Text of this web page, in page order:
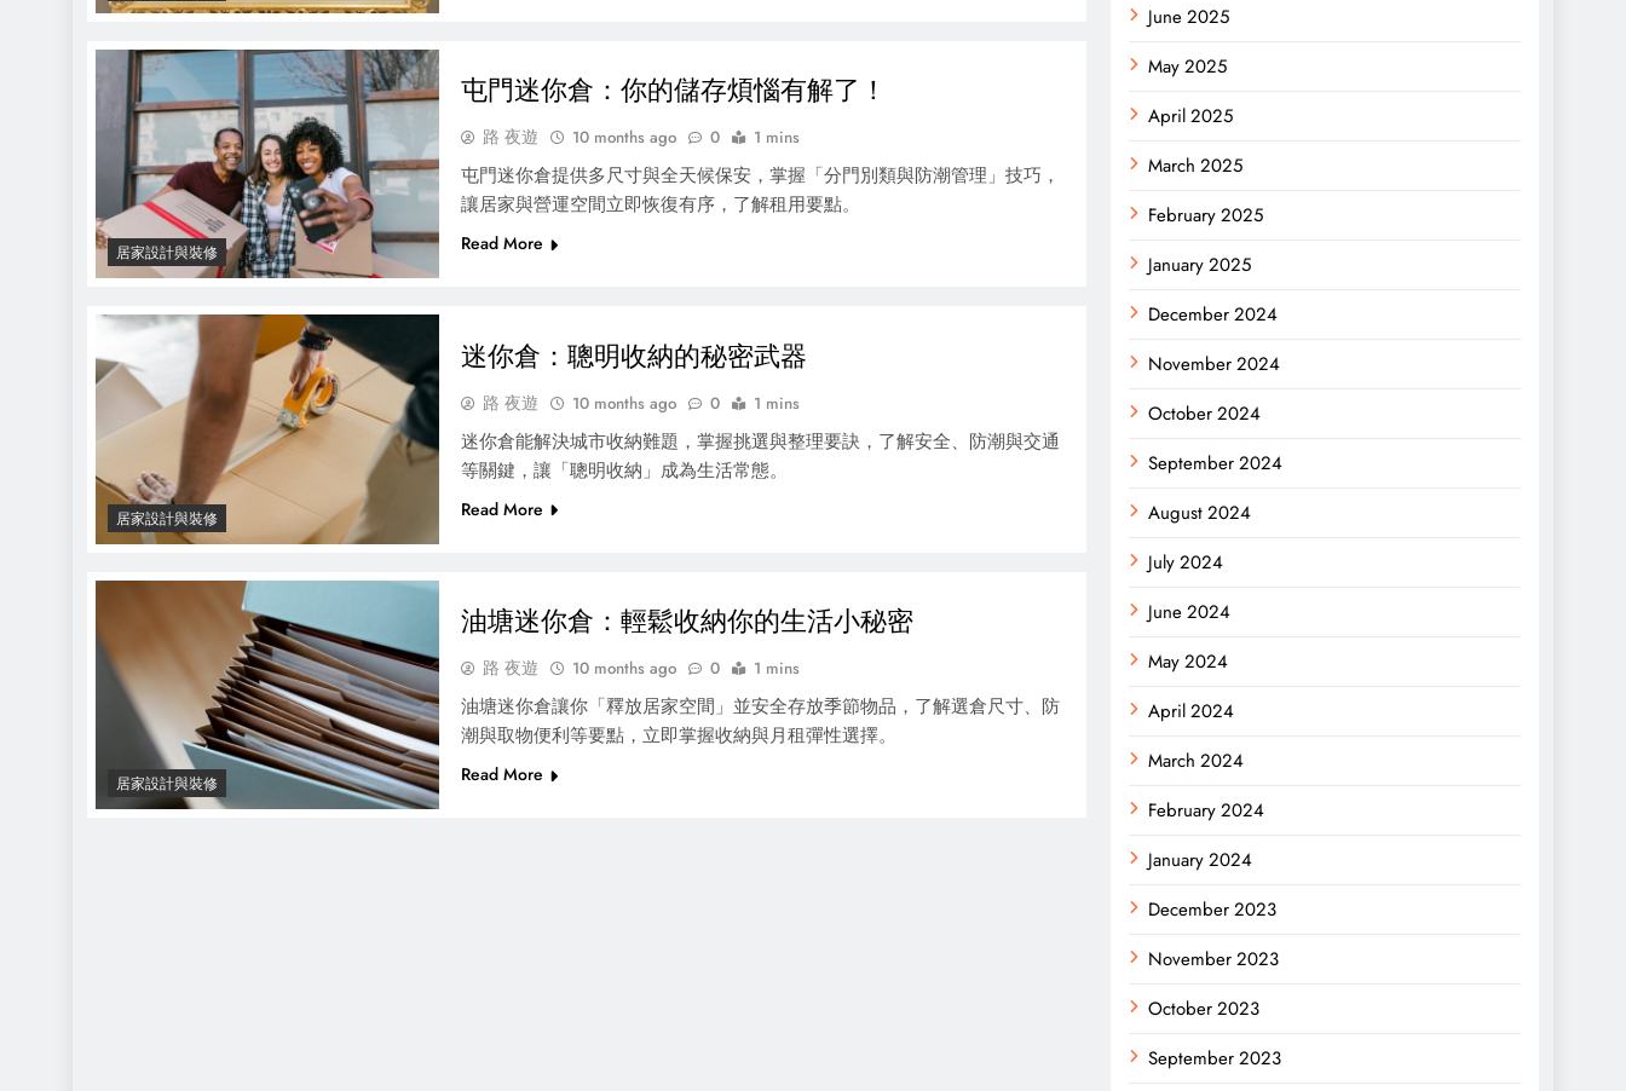
居家設計與裝修
屯門迷你倉：你的儲存煩惱有解了！
路 夜遊 10 months ago 0 1 mins
屯門迷你倉提供多尺寸與全天候保安，掌握「分門別類與防潮管理」技巧，
讓居家與營運空間立即恢復有序，了解租用要點。
Read More
居家設計與裝修
迷你倉：聰明收納的秘密武器
路 夜遊 10 months ago 0 1 mins
迷你倉能解決城市收納難題，掌握挑選與整理要訣，了解安全、防潮與交通
等關鍵，讓「聰明收納」成為生活常態。
Read More
居家設計與裝修
油塘迷你倉：輕鬆收納你的生活小秘密
路 夜遊 10 months ago 0 1 mins
油塘迷你倉讓你「釋放居家空間」並安全存放季節物品，了解選倉尺寸、防
潮與取物便利等要點，立即掌握收納與月租彈性選擇。
Read More
June 2025
May 2025
April 2025
March 2025
February 2025
January 2025
December 2024
November 2024
October 2024
September 2024
August 2024
July 2024
June 2024
May 2024
April 2024
March 2024
February 2024
January 2024
December 2023
November 2023
October 2023
September 2023